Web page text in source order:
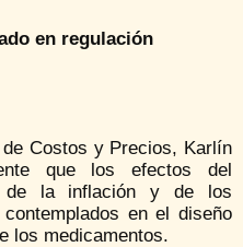
en regulación
Costos y Precios, Karlín
que los efectos del
de la inflación y de los
en el diseño
los medicamentos.